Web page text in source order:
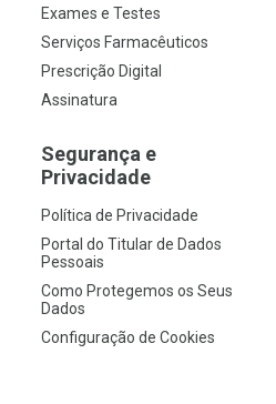
Exames e Testes
Serviços Farmacêuticos
Prescrição Digital
Assinatura
Segurança e
Privacidade
Política de Privacidade
Portal do Titular de Dados
Pessoais
Como Protegemos os Seus
Dados
Configuração de Cookies